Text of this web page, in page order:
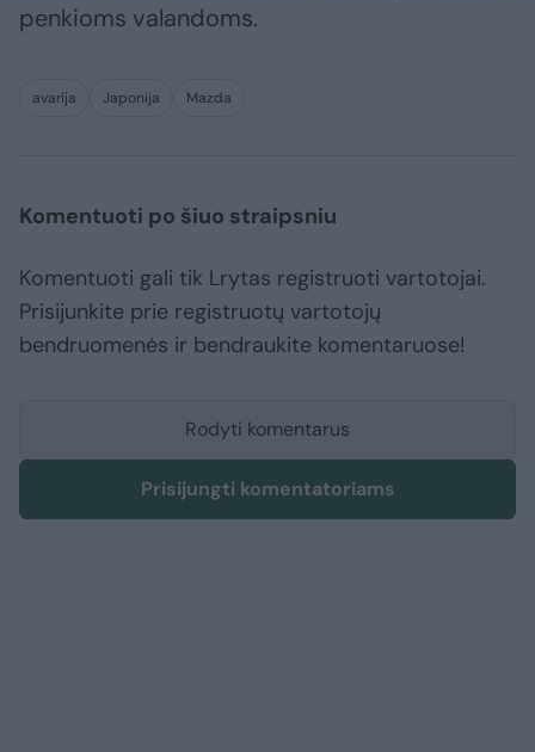
penkioms valandoms.
avarija Japonija Mazda
Komentuoti po šiuo straipsniu
Komentuoti gali tik Lrytas registruoti vartotojai.
Prisijunkite prie registruotų vartotojų
bendruomenės ir bendraukite komentaruose!
Rodyti komentarus
Prisijungti komentatoriams